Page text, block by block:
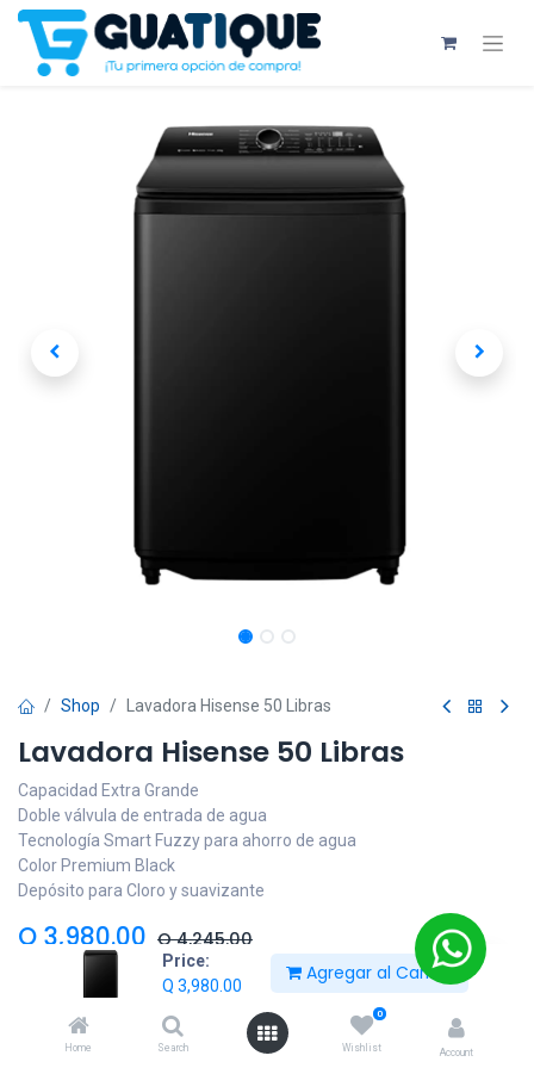
Price:
Q 3,980.00
Agregar al Carrito
Home Search
0
Wishlist Account
Shop Lavadora Hisense 50 Libras
Lavadora Hisense 50 Libras
Capacidad Extra Grande
Doble válvula de entrada de agua
Tecnología Smart Fuzzy para ahorro de agua
Color Premium Black
Depósito para Cloro y suavizante
Q 3,980.00 Q4,245.00
Hurry Up! Limited time offer.
Añadir al carrito